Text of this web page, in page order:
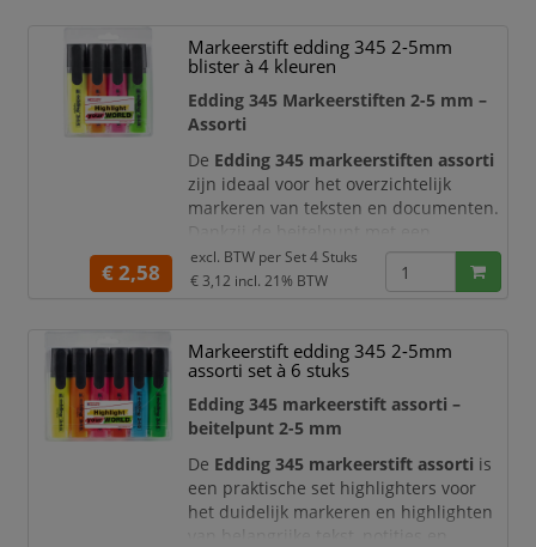
overzichtelijk kunt organiseren.
Fluorescerend groen voor opvallende
markeringen
De heldere
Markeerstift edding 345 2-5mm
blister à 4 kleuren
Edding 345 Markeerstiften 2-5 mm –
Assorti
De Edding 345 markeerstiften assorti
zijn ideaal voor het overzichtelijk
markeren van teksten en documenten.
Dankzij de beitelpunt met een
variabele schrijfbreedte van ca. 2 tot 5
mm kunt u eenvoudig schakelen
De set bevat meerdere heldere
onderscheid aanbrengt in uw notities.
De inkt is sneldrogend en
€ 2,58
excl. BTW per Set 4 Stuks
€ 3,12 incl. 21% BTW
Markeerstift edding 345 2-5mm
assorti set à 6 stuks
Edding 345 markeerstift assorti –
beitelpunt 2-5 mm
De Edding 345 markeerstift assorti is
een praktische set highlighters voor
het duidelijk markeren en highlighten